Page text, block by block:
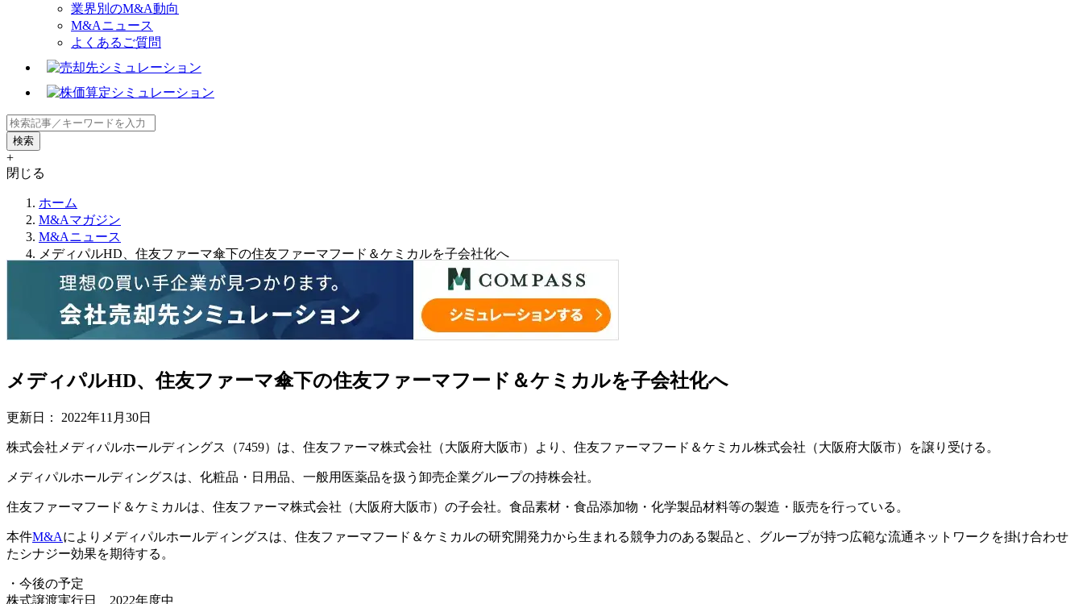
業界別のM&A動向
M&Aニュース
よくあるご質問
+
閉じる
ホーム
M&Aマガジン
M&Aニュース
メディパルHD、住友ファーマ傘下の住友ファーマフード＆ケミカルを子会社化へ
メディパルHD、住友ファーマ傘下の住友ファーマフード＆ケミカルを子会社化へ
更新日： 2022年11月30日
株式会社メディパルホールディングス（7459）は、住友ファーマ株式会社（大阪府大阪市）より、住友ファーマフード＆ケミカル株式会社（大阪府大阪市）を譲り受ける。
メディパルホールディングスは、化粧品・日用品、一般用医薬品を扱う卸売企業グループの持株会社。
住友ファーマフード＆ケミカルは、住友ファーマ株式会社（大阪府大阪市）の子会社。食品素材・食品添加物・化学製品材料等の製造・販売を行っている。
本件M&Aによりメディパルホールディングスは、住友ファーマフード＆ケミカルの研究開発力から生まれる競争力のある製品と、グループが持つ広範な流通ネットワークを掛け合わせ
たシナジー効果を期待する。
・今後の予定
株式譲渡実行日 2022年度中